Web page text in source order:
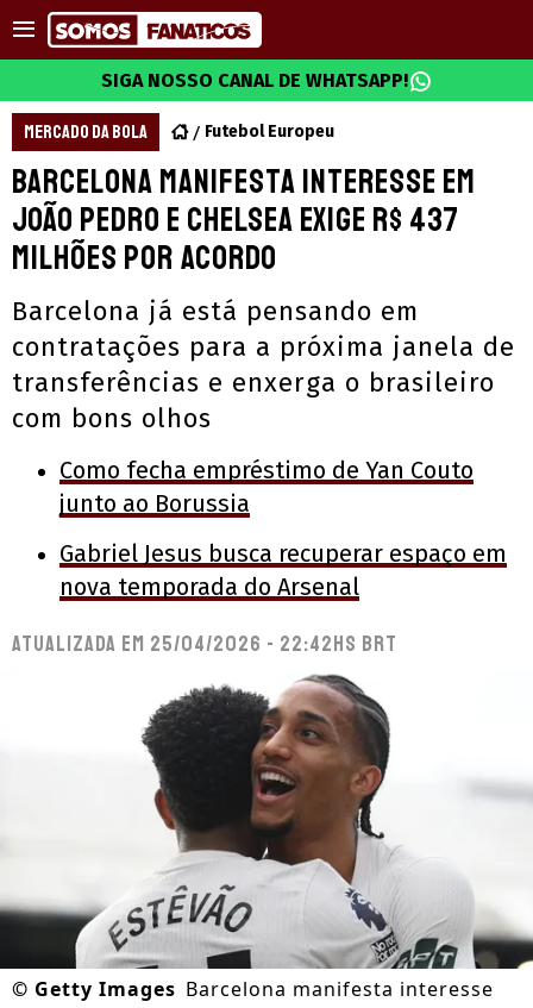
SIGA NOSSO CANAL DE WHATSAPP!
MERCADO DA BOLA Futebol Europeu
Barcelona manifesta interesse em
João Pedro e Chelsea exige R$ 437
milhões por acordo
Barcelona já está pensando em
contratações para a próxima janela de
transferências e enxerga o brasileiro
com bons olhos
Como fecha empréstimo de Yan Couto
junto ao Borussia
Gabriel Jesus busca recuperar espaço em
nova temporada do Arsenal
Atualizada em 25/04/2026 - 22:42hs BRT
© Getty Images Barcelona manifesta interesse